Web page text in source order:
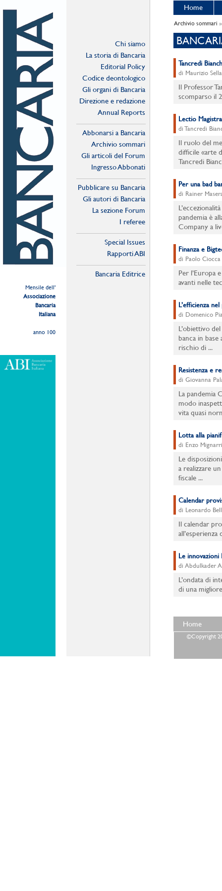
Mensile dell'
Associazione
Bancaria
Italiana
anno 100
Chi siamo
La storia di Bancaria
Editorial Policy
Codice deontologico
Gli organi di Bancaria
Direzione e redazione
Annual Reports
Abbonarsi a Bancaria
Archivio sommari
Gli articoli del Forum
Ingresso Abbonati
Pubblicare su Bancaria
Gli autori di Bancaria
La sezione Forum
I referee
Special Issues
Rapporti ABI
Bancaria Editrice
Home
Archivio sommari
Tancredi
di Maurizio Sella
Il Professor
scomparso il
Lectio
di Tancredi
Il ruolo del
difficile «arte
Tancredi
Per una bad
di Rainer
pandemia è
Company a
Finanza e
di Paolo Ciocca
Per l’Europa
avanti nelle
L’efficienza
di Domenico
L’obiettivo
banca in base
rischio di ...
Resistenza e
di Giovanna
La pandemia
modo
vita quasi
Lotta alla
di Enzo Mignarri
Le
a realizzare
fiscale ...
Calendar
di Leonardo
Il calendar
Le innovazioni
di Abdulkader
L’ondata di
di una
Home
©Copyright